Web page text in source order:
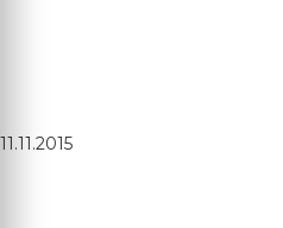
11.11.2015